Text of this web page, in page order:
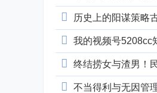
历史上的阳谋策略
我的视频号5208cc
终结捞女与渣男！
不当得利与无因管